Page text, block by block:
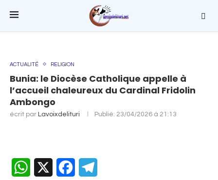
ACTUALITÉ RELIGION
Bunia: le Diocèse Catholique appelle à
l’accueil chaleureux du Cardinal Fridolin
Ambongo
écrit par Lavoixdelituri Publié: 23/04/2026 à 21:13
WhatsApp Facebook